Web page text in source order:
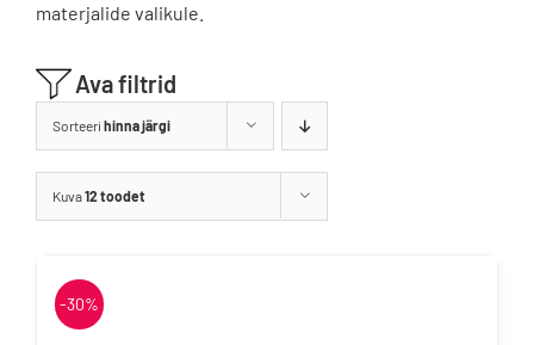
materjalide valikule.
Ava filtrid
Sorteeri hinna järgi
Kuva12 toodet
-30%